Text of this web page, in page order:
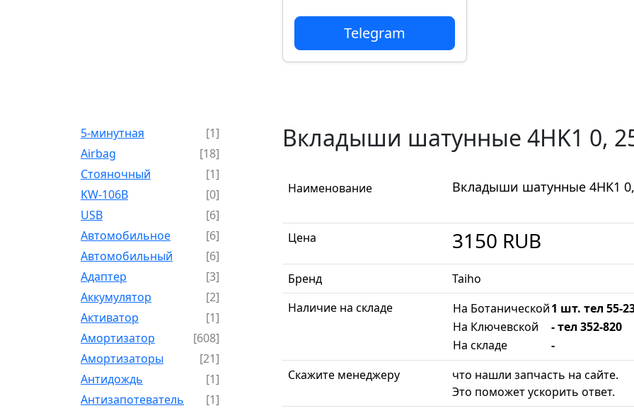
Telegram
5-минутная
[1]
Airbag
[18]
Cтояночный
[1]
KW-106B
[0]
USB
[6]
Автомобильное
[6]
Автомобильный
[6]
Адаптер
[3]
Аккумулятор
[2]
Активатор
[1]
Амортизатор
[608]
Амортизаторы
[21]
Антидождь
[1]
Антизапотеватель
[1]
Вкладыши шатунные 4HK1 0,
Наименование Вкладыши шатунные 4HK1 0,
Цена 3150 RUB
Бренд
Taiho
Наличие на складе
На Ботанической1 шт. тел 55-
На Ключевской
- тел 352-820
На складе
-
Скажите менеджеру
что нашли запчасть на сайте.
Это поможет ускорить ответ.